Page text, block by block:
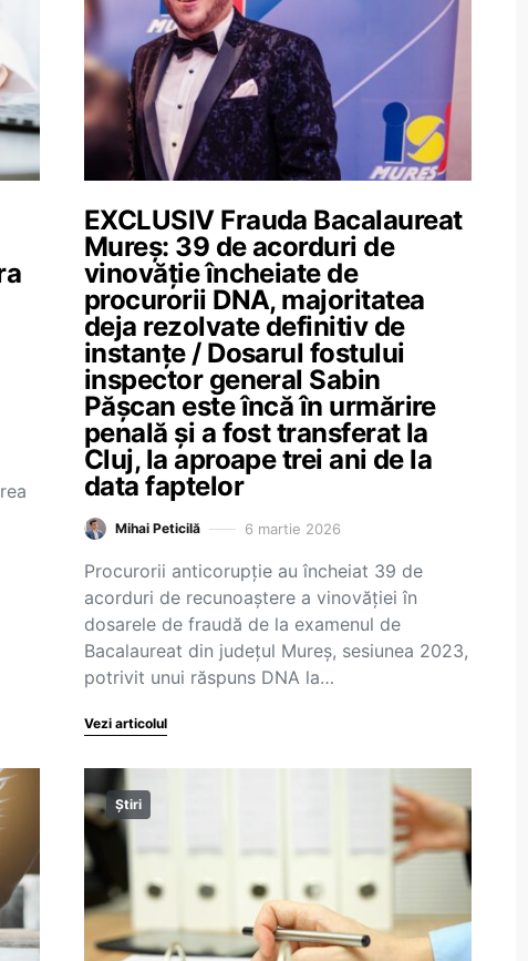
EXCLUSIV Frauda Bacalaureat
Mureș: 39 de acorduri de
vinovăție încheiate de
procurorii DNA, majoritatea
deja rezolvate definitiv de
instanțe / Dosarul fostului
inspector general Sabin
Pășcan este încă în urmărire
penală și a fost transferat la
Cluj, la aproape trei ani de la
data faptelor
Mihai Peticilă 6 martie 2026
Procurorii anticorupție au încheiat 39 de
acorduri de recunoaștere a vinovăției în
dosarele de fraudă de la examenul de
Bacalaureat din județul Mureș, sesiunea 2023,
potrivit unui răspuns DNA la…
Vezi articolul
Știri